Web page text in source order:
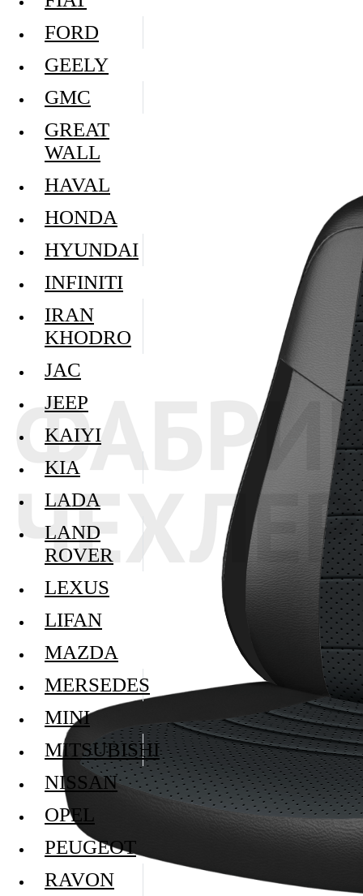
FORD
GEELY
GMC
GREAT
WALL
HAVAL
HONDA
HYUNDAI
INFINITI
IRAN
KHODRO
JAC
JEEP
KAIYI
KIA
LADA
LAND
ROVER
LEXUS
LIFAN
MAZDA
MERSEDES
MINI
MITSUBISHI
NISSAN
OPEL
PEUGEOT
RAVON